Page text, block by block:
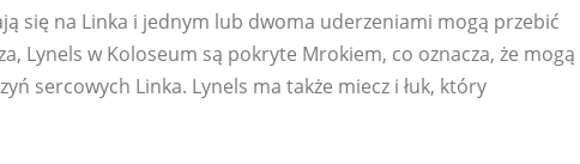
się na Linka i jednym lub dwoma uderzeniami mogą przebić
Lynels w Koloseum są pokryte Mrokiem, co oznacza, że ​​mogą
sercowych Linka. Lynels ma także miecz i łuk, który